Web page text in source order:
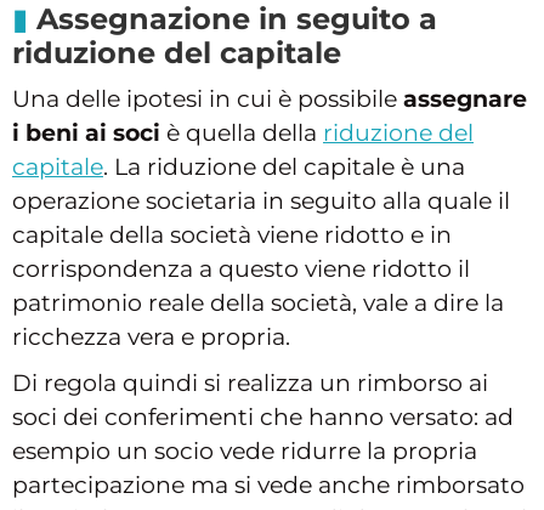
Assegnazione in seguito a
riduzione del capitale
Una delle ipotesi in cui è possibile assegnare
i beni ai soci è quella della riduzione del
capitale. La riduzione del capitale è una
operazione societaria in seguito alla quale il
capitale della società viene ridotto e in
corrispondenza a questo viene ridotto il
patrimonio reale della società, vale a dire la
ricchezza vera e propria.
Di regola quindi si realizza un rimborso ai
soci dei conferimenti che hanno versato: ad
esempio un socio vede ridurre la propria
partecipazione ma si vede anche rimborsato